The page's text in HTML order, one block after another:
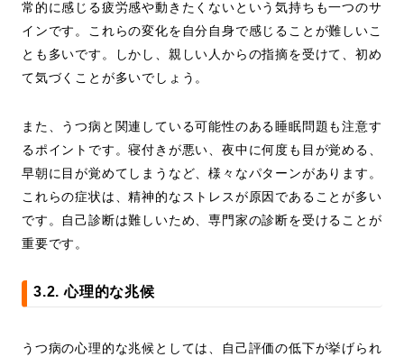
常的に感じる疲労感や動きたくないという気持ちも一つのサ
インです。これらの変化を自分自身で感じることが難しいこ
とも多いです。しかし、親しい人からの指摘を受けて、初め
て気づくことが多いでしょう。
また、うつ病と関連している可能性のある睡眠問題も注意す
るポイントです。寝付きが悪い、夜中に何度も目が覚める、
早朝に目が覚めてしまうなど、様々なパターンがあります。
これらの症状は、精神的なストレスが原因であることが多い
です。自己診断は難しいため、専門家の診断を受けることが
重要です。
3.2. 心理的な兆候
うつ病の心理的な兆候としては、自己評価の低下が挙げられ